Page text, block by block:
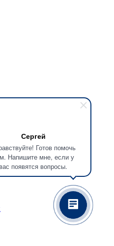
Сергей
Готов помочь
Напишите мне, если у
вас появятся вопросы.
в Электростали